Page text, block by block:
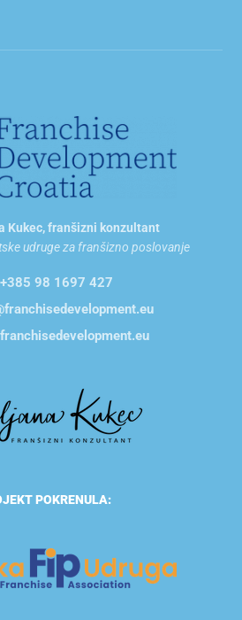
Kukec, franšizni konzultant
udruge za franšizno poslovanje
+385 98 1697 427
POKRENULA: